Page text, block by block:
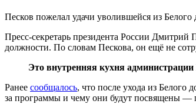
Песков пожелал удачи уволившейся из Белого
Пресс-секретарь президента России
должности. По словам Пескова, он ещё не
Это внутренняя кухня
Ранее сообщалось, что после ухода из Белого
за программы и чему они будут посвящены —